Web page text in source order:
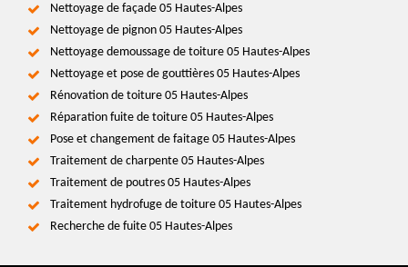
Nettoyage de façade 05 Hautes-Alpes
Nettoyage de pignon 05 Hautes-Alpes
Nettoyage demoussage de toiture 05 Hautes-Alpes
Nettoyage et pose de gouttières 05 Hautes-Alpes
Rénovation de toiture 05 Hautes-Alpes
Réparation fuite de toiture 05 Hautes-Alpes
Pose et changement de faitage 05 Hautes-Alpes
Traitement de charpente 05 Hautes-Alpes
Traitement de poutres 05 Hautes-Alpes
Traitement hydrofuge de toiture 05 Hautes-Alpes
Recherche de fuite 05 Hautes-Alpes